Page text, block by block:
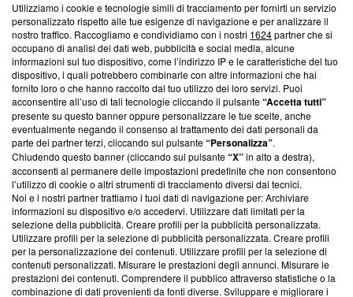
Questa sezione offre informazioni trasparenti su Blasting
News, sui nostri processi editoriali e su come ci impegniamo a
creare news di qualità. Inoltre, afferma la nostra aderenza a
‘Trust Project - News with Integrity’Blasting News non è
ancora membro del programma, ma ha richiesto di farne
parte; Trust Project non ha ancora effettuato una verifica di
conformità agli standard.
Su di noi
Team editoriale
Corporate
Redazione
Informativa Privacy
Cookie Policy
Utilizziamo i cookie e tecnologie simili di tracciamento per fornirti un servizio
personalizzato rispetto alle tue esigenze di navigazione e per analizzare il
nostro traffico. Raccogliamo e condividiamo con i nostri 1624partner che si
occupano di analisi dei dati web, pubblicità e social media, alcune
informazioni sul tuo dispositivo, come l’indirizzo IP e le caratteristiche del tuo
dispositivo, i quali potrebbero combinarle con altre informazioni che hai
fornito loro o che hanno raccolto dal tuo utilizzo dei loro servizi. Puoi
acconsentire all’uso di tali tecnologie cliccando il pulsante“Accetta tutti”
presente su questo banner oppure personalizzare le tue scelte, anche
eventualmente negando il consenso al trattamento dei dati personali da
parte dei partner terzi, cliccando sul pulsante“Personalizza”.
Chiudendo questo banner (cliccando sul pulsante“X”in alto a destra),
acconsenti al permanere delle impostazioni predefinite che non consentono
l’utilizzo di cookie o altri strumenti di tracciamento diversi dai tecnici.
Noi e i nostri partner trattiamo i tuoi dati di navigazione per: Archiviare
informazioni su dispositivo e/o accedervi. Utilizzare dati limitati per la
selezione della pubblicità. Creare profili per la pubblicità personalizzata.
Utilizzare profili per la selezione di pubblicità personalizzata. Creare profili
per la personalizzazione dei contenuti. Utilizzare profili per la selezione di
contenuti personalizzati. Misurare le prestazioni degli annunci. Misurare le
prestazioni dei contenuti. Comprendere il pubblico attraverso statistiche o la
combinazione di dati provenienti da fonti diverse. Sviluppare e migliorare i